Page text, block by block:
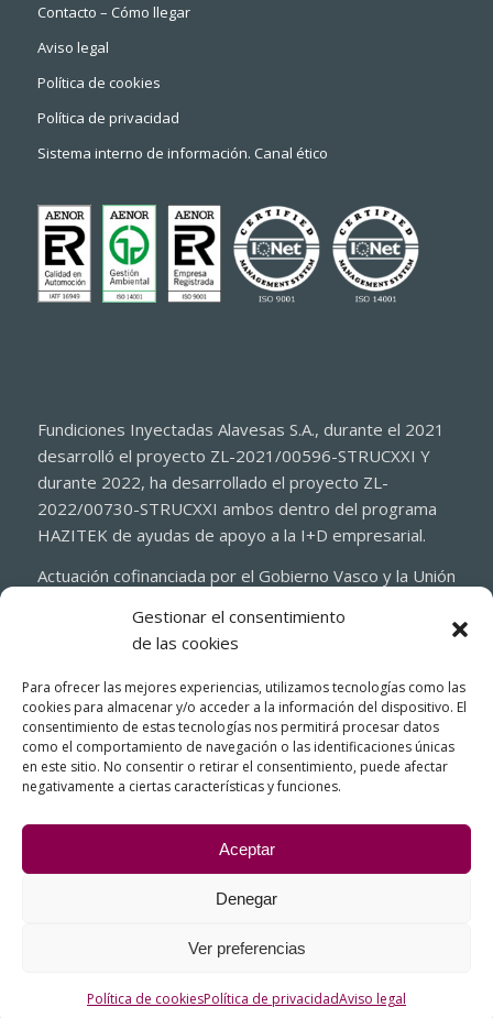
Gestionar el consentimiento
de las cookies
Para ofrecer las mejores experiencias, utilizamos tecnologías como las
cookies para almacenar y/o acceder a la información del dispositivo. El
consentimiento de estas tecnologías nos permitirá procesar datos
como el comportamiento de navegación o las identificaciones únicas
en este sitio. No consentir o retirar el consentimiento, puede afectar
negativamente a ciertas características y funciones.
Aceptar
Denegar
Ver preferencias
Política de cookiesPolítica de privacidadAviso legal
Contacto – Cómo llegar
Aviso legal
Política de cookies
Política de privacidad
Sistema interno de información. Canal ético
Fundiciones Inyectadas Alavesas S.A., durante el 2021
desarrolló el proyecto ZL-2021/00596-STRUCXXI Y
durante 2022, ha desarrollado el proyecto ZL-
2022/00730-STRUCXXI ambos dentro del programa
HAZITEK de ayudas de apoyo a la I+D empresarial.
Actuación cofinanciada por el Gobierno Vasco y la Unión
Regional 2021-2027 (FEDER)
© Copyright - FIASA, Fundición Inyectada de Aluminio para la Industria
Aviso legal
Política de cookies
Sistema interno de información. Canal ético